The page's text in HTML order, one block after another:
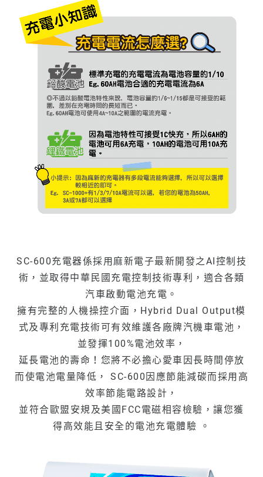
SC-600充電器係採用麻新電子最新開發之AI控制技
術，並取得中華民國充電控制技術專利，適合各類
汽車啟動電池充電。
擁有完整的人機操控介面，Hybrid Dual Output模
式及專利充電技術可有效維護各廠牌汽機車電池，
並發揮100%電池效率，
延長電池的壽命！您將不必擔心愛車因長時間停放
而使電池電量降低， SC-600因應節能減碳而採用高
效率節能電路設計，
並符合歐盟安規及美國FCC電磁相容檢驗，讓您獲
得高效能且安全的電池充電體驗 。